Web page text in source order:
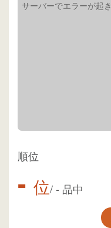
順位
- 位/- 品中